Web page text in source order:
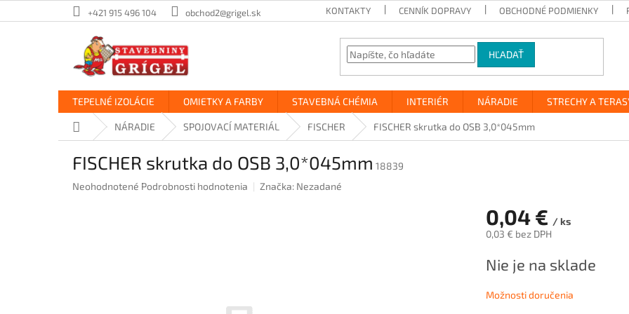
na
+421 915 496 104 obchod2@grigel.sk KONTAKTY CENNÍK DOPRAVY OBCHODNÉ PODMIENKY
HĽADAŤ
TEPELNÉ IZOLÁCIE OMIETKY A FARBY STAVEBNÁ CHÉMIA INTERIÉR NÁRADIE STRECHY A
DomovNÁRADIE SPOJOVACÍ MATERIÁL FISCHER FISCHER skrutka do OSB 3,0*045mm
FISCHER skrutka do OSB 3,0*045mm 18839
Priemerné
Neohodnotené Podrobnosti hodnotenia Značka: Nezadané
0,04 € / ks
0,03 € bez DPH
cena:
Nie je na sklade
Možnosti doručenia